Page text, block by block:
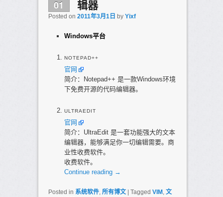
01 辑器
Posted on 2011年3月1日 by Yixf
Windows平台
NOTEPAD++
官网
简介：Notepad++ 是一款Windows环境
下免费开源的代码编辑器。
ULTRAEDIT
官网
简介：UltraEdit 是一套功能强大的文本
编辑器，能够满足你一切编辑需要。商
业性收费软件。
收费软件。
Continue reading →
Posted in 系统软件, 所有博文 Tagged VIM , 文